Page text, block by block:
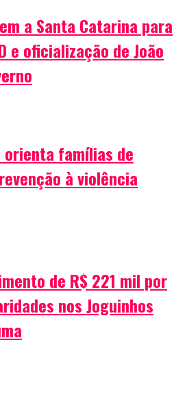
a Santa Catarina para
e oficialização de João
famílias de
à violência
de R$ 221 mil por
nos Joguinhos